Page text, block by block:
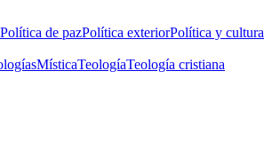
Política de pazPolítica exteriorPolítica y cultura
MísticaTeologíaTeología cristiana